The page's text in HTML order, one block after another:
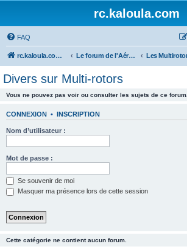
rc.kaloula.com
FAQ
rc.kaloula.com Aéromodélisme Le forum de l'Aéromodélisme
Divers sur Multi-rotors
Vous ne pouvez pas voir ou consulter les sujets de ce forum.
CONNEXION • INSCRIPTION
Nom d’utilisateur :
Mot de passe :
Se souvenir de moi
Masquer ma présence lors de cette session
Cette catégorie ne contient aucun forum.